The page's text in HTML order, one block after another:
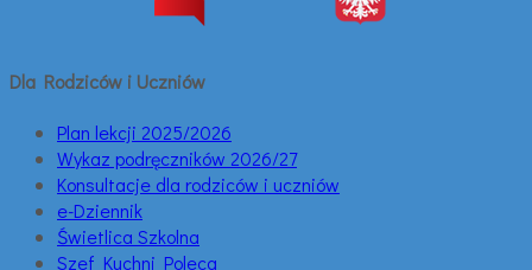
Dla Rodziców i Uczniów
Plan lekcji 2025/2026
Wykaz podręczników 2026/27
Konsultacje dla rodziców i uczniów
e-Dziennik
Świetlica Szkolna
Szef Kuchni Poleca